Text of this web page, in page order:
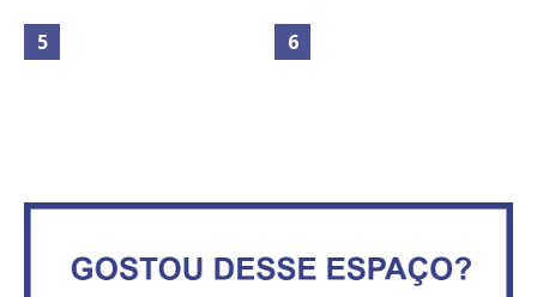
No Brasil do golpe, 61,5 mi de